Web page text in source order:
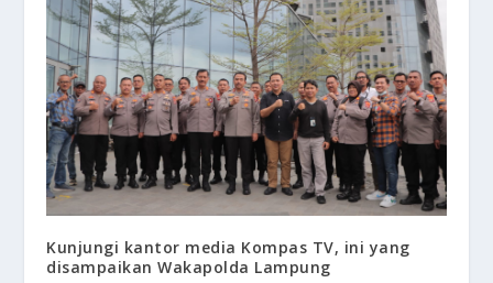
Kunjungi kantor media Kompas TV, ini yang
disampaikan Wakapolda Lampung